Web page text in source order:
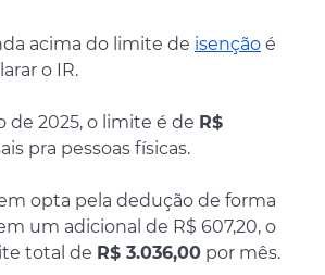
acima do limite de isenção é
o IR.
de 2025, o limite é de R$
pra pessoas físicas.
opta pela dedução de forma
um adicional de R$ 607,20, o
total de R$ 3.036,00 por mês.